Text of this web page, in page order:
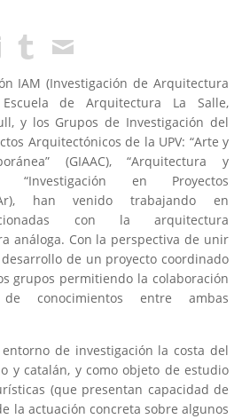
IAM (Investigación de Arquitectura
de Arquitectura La Salle,
y los Grupos de Investigación del
Arquitectónicos de la UPV: “Arte y
(GIAAC), “Arquitectura y
“Investigación en Proyectos
han venido trabajando en
con la arquitectura
análoga. Con la perspectiva de unir
de un proyecto coordinado
grupos permitiendo la colaboración
conocimientos entre ambas
de investigación la costa del
y catalán, y como objeto de estudio
(que presentan capacidad de
la actuación concreta sobre algunos